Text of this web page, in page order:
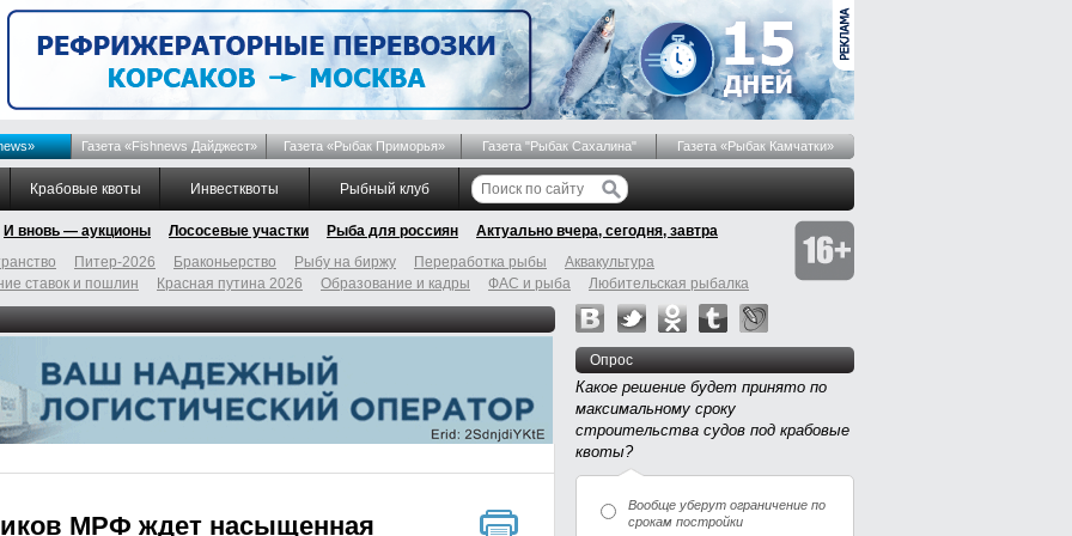
Газета «Fishnews Дайджест» Газета «Рыбак Приморья» Газета "Рыбак Сахалина" Газета «Рыбак Камчатки»
Крабовые квоты Инвестквоты Рыбный клуб
И вновь — аукционы Лососевые участки Рыба для россиян
Актуально вчера, сегодня, завтра
Питер-2026 Браконьерство Рыбу на биржу Переработка рыбы
Аквакультура
ставок и пошлин Красная путина 2026 Образование и кадры ФАС и рыба Любительская рыбалка
МРФ ждет насыщенная
Опрос
Какое решение будет принято по
максимальному сроку
строительства судов под крабовые
квоты?
Вообще уберут ограничение по
срокам постройки